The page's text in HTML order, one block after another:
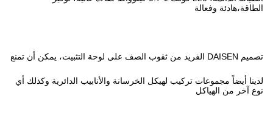
والأنابيب الدائرية وكذلك أي